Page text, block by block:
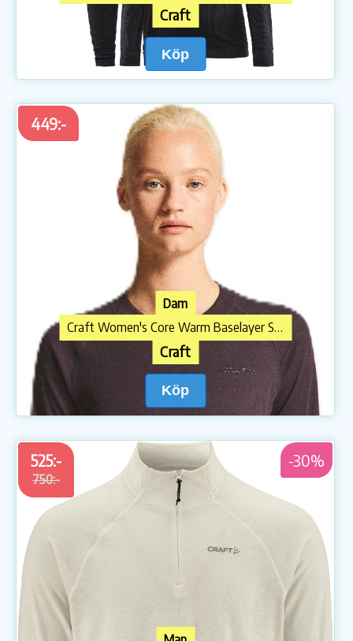
Craft
Köp
449:-
Dam
Craft Women's Core Warm Baselayer Set Dark Plum
Craft
Köp
525:-
750:-
-30%